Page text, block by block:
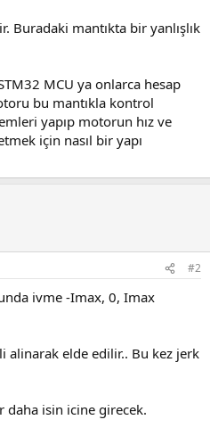
Buradaki mantıkta bir yanlışlık
MCU ya onlarca hesap
bu mantıkla kontrol
yapıp motorun hız ve
için nasıl bir yapı
#2
ivme -Imax, 0, Imax
alinarak elde edilir.. Bu kez jerk
daha isin icine girecek.